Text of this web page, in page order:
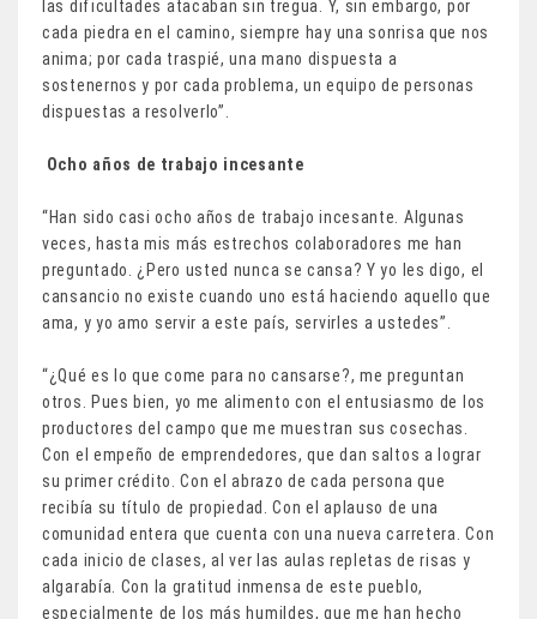
las dificultades atacaban sin tregua. Y, sin embargo, por
cada piedra en el camino, siempre hay una sonrisa que nos
anima; por cada traspié, una mano dispuesta a
sostenernos y por cada problema, un equipo de personas
dispuestas a resolverlo”.
Ocho años de trabajo incesante
“Han sido casi ocho años de trabajo incesante. Algunas
veces, hasta mis más estrechos colaboradores me han
preguntado. ¿Pero usted nunca se cansa? Y yo les digo, el
cansancio no existe cuando uno está haciendo aquello que
ama, y yo amo servir a este país, servirles a ustedes”.
“¿Qué es lo que come para no cansarse?, me preguntan
otros. Pues bien, yo me alimento con el entusiasmo de los
productores del campo que me muestran sus cosechas.
Con el empeño de emprendedores, que dan saltos a lograr
su primer crédito. Con el abrazo de cada persona que
recibía su título de propiedad. Con el aplauso de una
comunidad entera que cuenta con una nueva carretera. Con
cada inicio de clases, al ver las aulas repletas de risas y
algarabía. Con la gratitud inmensa de este pueblo,
especialmente de los más humildes, que me han hecho